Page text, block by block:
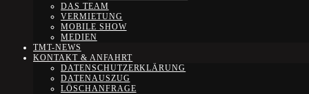
DAS TEAM
VERMIETUNG
MOBILE SHOW
MEDIEN
TMT-NEWS
KONTAKT & ANFAHRT
DATENSCHUTZERKLÄRUNG
DATENAUSZUG
LÖSCHANFRAGE